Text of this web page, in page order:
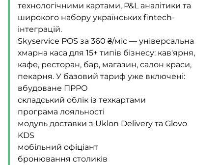
технологічними картами, P&L аналітики та
широкого набору українських fintech-
інтеграцій.
Skyservice POS за 360 ₴/міс — універсальна
хмарна каса для 15+ типів бізнесу: кав'ярня,
кафе, ресторан, бар, магазин, салон краси,
пекарня. У базовий тариф уже включені:
вбудоване ПРРО
складський облік із техкартами
програма лояльності
модуль доставки з Uklon Delivery та Glovo
KDS
мобільний офіціант
бронювання столиків